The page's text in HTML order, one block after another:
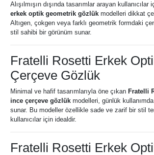
Alışılmışın dışında tasarımlar arayan kullanıcılar
erkek optik geometrik gözlük modelleri dikkat
Altıgen, çokgen veya farklı geometrik formdaki
stil sahibi bir görünüm sunar.
Fratelli Rosetti Erkek
Çerçeve Gözlük
Minimal ve hafif tasarımlarıyla öne çıkan Fratelli
ince çerçeve gözlük modelleri, günlük
sunar. Bu modeller özellikle sade ve zarif bir stil
kullanıcılar için idealdir.
Fratelli Rosetti Erkek